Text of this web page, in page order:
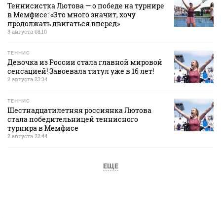
Теннисистка Лютова — о победе на турнире
в Мемфисе: «Это много значит, хочу
продолжать двигаться вперед»
3 августа 08:10
ТЕННИС
Девочка из России стала главной мировой
сенсацией! Завоевала титул уже в 16 лет!
2 августа 23:34
ТЕННИС
Шестнадцатилетняя россиянка Лютова
стала победительницей теннисного
турнира в Мемфисе
2 августа 22:44
ЕЩЕ